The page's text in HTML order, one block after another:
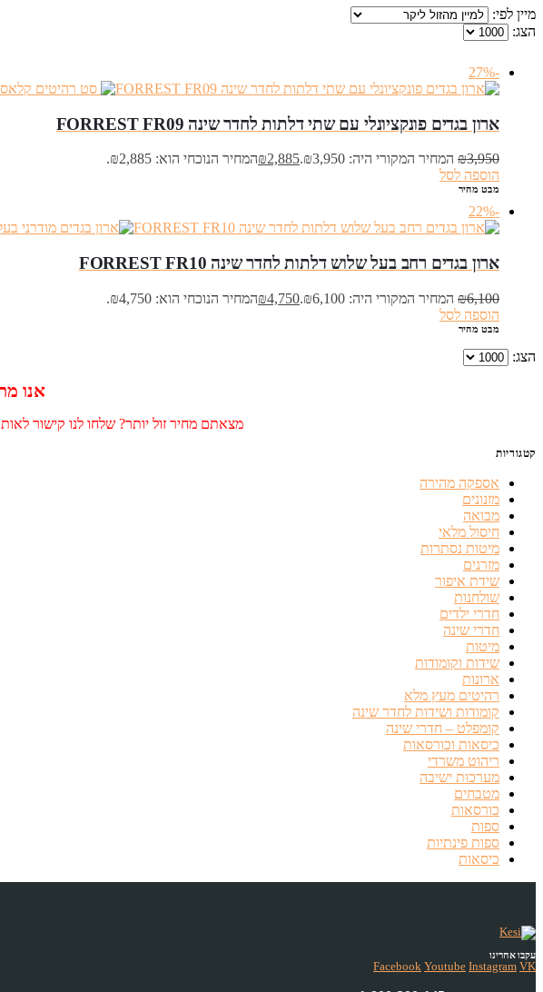
מיין לפי:
הצג:
-27%
‏ארון בגדים פונקציונלי עם שתי דלתות לחדר שינה FORREST FR09
₪3,950 המחיר המקורי היה: ₪3,950. ₪2,885
המחיר הנוכחי הוא: ₪2,885.
הוספה לסל
מבט מהיר
-22%
ארון בגדים רחב בעל שלוש דלתות לחדר שינה FORREST FR10
₪6,100 המחיר המקורי היה: ₪6,100. ₪4,750
המחיר הנוכחי הוא: ₪4,750.
הוספה לסל
מבט מהיר
הצג:
אנו
מצאתם מחיר זול יותר? שלחו לנו קישור
קטגוריות
אספקה מהירה
מזנונים
מבואה
חיסול מלאי
מיטות נסתרות
מזרנים
שידת איפור
שולחנות
חדרי ילדים
חדרי שינה
מיטות
שידות וקומודות
ארונות
רהיטים מעץ מלא
קומודות ושידות לחדר שינה
קומפלט – חדרי שינה
כיסאות וכורסאות
ריהוט משרדי
מערכות ישיבה
מטבחים
כורסאות
ספות
ספות פינתיות
כיסאות
עקבו אחרינו
Facebook Youtube Instagram VK